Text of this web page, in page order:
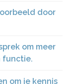
door
om meer
functie.
om je kennis